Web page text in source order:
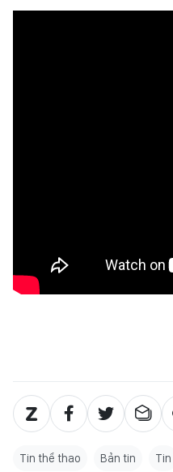
Tin thể thao Bản tin Tin